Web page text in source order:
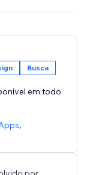
Busca
em todo
,